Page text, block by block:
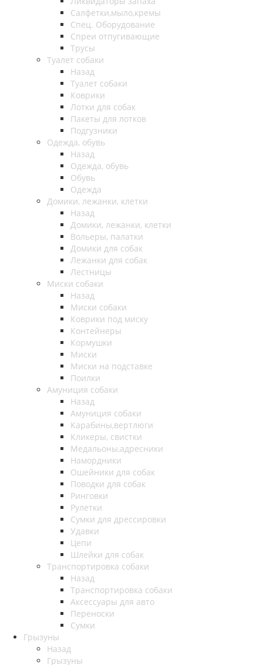
Салфетки,мыло,кремы
Спец. Оборудование
Спреи отпугивающие
Трусы
Туалет собаки
Назад
Туалет собаки
Коврики
Лотки для собак
Пакеты для лотков
Подгузники
Одежда, обувь
Назад
Одежда, обувь
Обувь
Одежда
Домики, лежанки, клетки
Назад
Домики, лежанки, клетки
Вольеры, палатки
Домики для собак
Лежанки для собак
Лестницы
Миски собаки
Назад
Миски собаки
Коврики под миску
Контейнеры
Кормушки
Миски
Миски на подставке
Поилки
Амуниция собаки
Назад
Амуниция собаки
Карабины,вертлюги
Кликеры, свистки
Медальоны,адресники
Намордники
Ошейники для собак
Поводки для собак
Ринговки
Рулетки
Сумки для дрессировки
Удавки
Цепи
Шлейки для собак
Транспортировка собаки
Назад
Транспортировка собаки
Аксессуары для авто
Переноски
Сумки
Грызуны
Назад
Грызуны